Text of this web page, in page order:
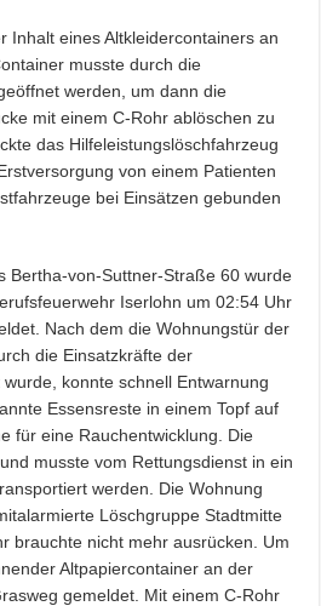
Inhalt eines Altkleidercontainers an
musste durch die
werden, um dann die
mit einem C-Rohr ablöschen zu
das Hilfeleistungslöschfahrzeug
von einem Patienten
bei Einsätzen gebunden
Bertha-von-Suttner-Straße 60 wurde
Iserlohn um 02:54 Uhr
Nach dem die Wohnungstür der
die Einsatzkräfte der
konnte schnell Entwarnung
Essensreste in einem Topf auf
für eine Rauchentwicklung. Die
musste vom Rettungsdienst in ein
werden. Die Wohnung
Löschgruppe Stadtmitte
brauchte nicht mehr ausrücken. Um
Altpapiercontainer an der
gemeldet. Mit einem C-Rohr